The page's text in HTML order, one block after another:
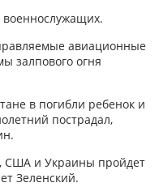
военнослужащих.
авиационные
залпового огня
в погибли ребенок и
пострадал,
США и Украины пройдет
Зеленский.